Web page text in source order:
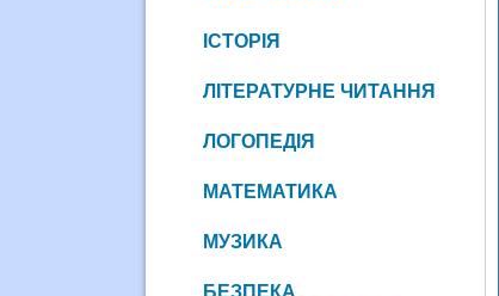
ІСТОРІЯ
ЛІТЕРАТУРНЕ ЧИТАННЯ
ЛОГОПЕДІЯ
МАТЕМАТИКА
МУЗИКА
БЕЗПЕКА